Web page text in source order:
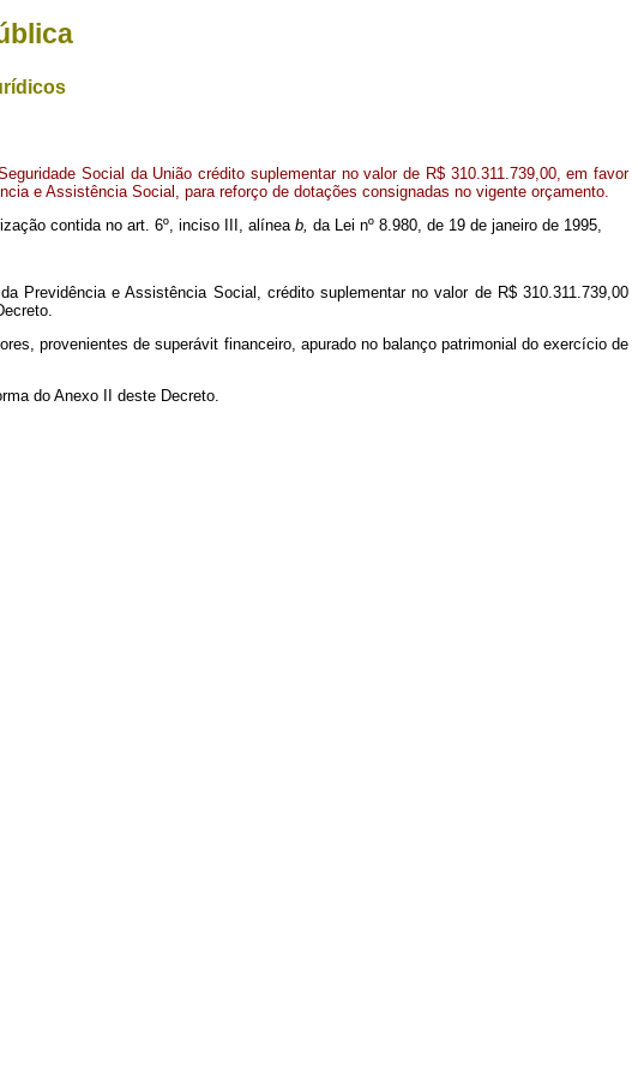
Social da União crédito suplementar no valor de R$ 310.311.739,00, em favor
e Assistência Social, para reforço de dotações consignadas no vigente orçamento.
contida no art. 6º, inciso III, alínea b, da Lei nº 8.980, de 19 de janeiro de 1995,
Previdência e Assistência Social, crédito suplementar no valor de R$ 310.311.739,00
provenientes de superávit financeiro, apurado no balanço patrimonial do exercício de
do Anexo II deste Decreto.